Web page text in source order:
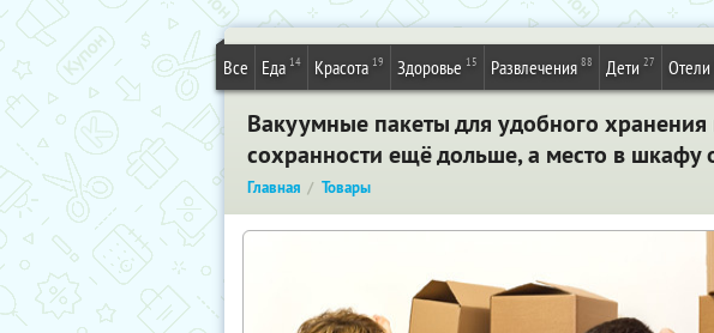
Все Еда 14 Красота 19 Здоровье 15 Развлечения 88 Дети 27 Отели
Вакуумные пакеты для удобного
сохранности ещё дольше, а место в шкафу
Главная Товары